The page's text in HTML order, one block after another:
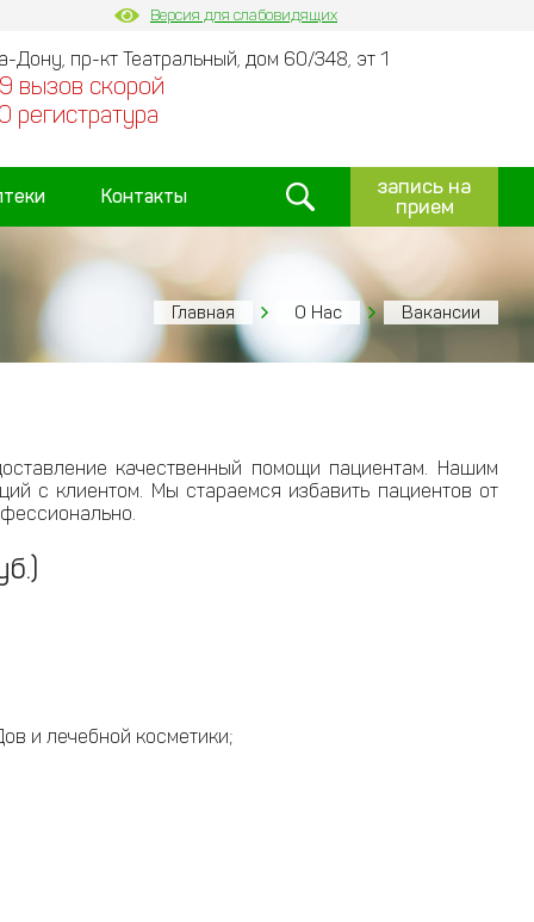
Версия для слабовидящих
Дону, пр-кт Театральный, дом 60/348, эт 1
вызов скорой
регистратура
Контакты
запись на
прием
Главная О Нас Вакансии
качественный помощи пациентам. Нашим
с клиентом. Мы стараемся избавить пациентов от
и лечебной косметики;